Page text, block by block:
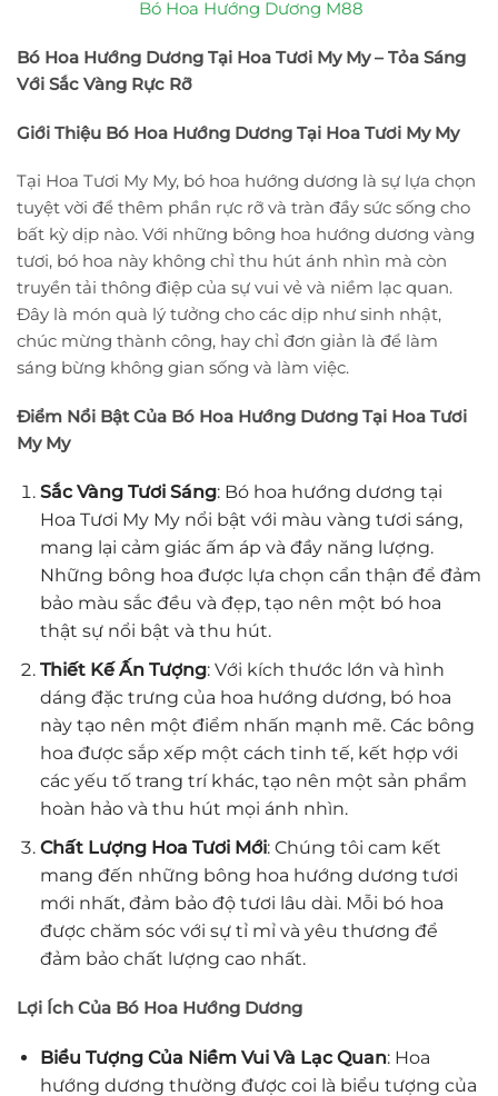
Bó Hoa Hướng Dương M88
Bó Hoa Hướng Dương Tại Hoa Tươi My My – Tỏa Sáng
Với Sắc Vàng Rực Rỡ
Giới Thiệu Bó Hoa Hướng Dương Tại Hoa Tươi My My
Tại Hoa Tươi My My, bó hoa hướng dương là sự lựa chọn
tuyệt vời để thêm phần rực rỡ và tràn đầy sức sống cho
bất kỳ dịp nào. Với những bông hoa hướng dương vàng
tươi, bó hoa này không chỉ thu hút ánh nhìn mà còn
truyền tải thông điệp của sự vui vẻ và niềm lạc quan.
Đây là món quà lý tưởng cho các dịp như sinh nhật,
chúc mừng thành công, hay chỉ đơn giản là để làm
sáng bừng không gian sống và làm việc.
Điểm Nổi Bật Của Bó Hoa Hướng Dương Tại Hoa Tươi
My My
Sắc Vàng Tươi Sáng: Bó hoa hướng dương tại
Hoa Tươi My My nổi bật với màu vàng tươi sáng,
mang lại cảm giác ấm áp và đầy năng lượng.
Những bông hoa được lựa chọn cẩn thận để đảm
bảo màu sắc đều và đẹp, tạo nên một bó hoa
thật sự nổi bật và thu hút.
Thiết Kế Ấn Tượng: Với kích thước lớn và hình
dáng đặc trưng của hoa hướng dương, bó hoa
này tạo nên một điểm nhấn mạnh mẽ. Các bông
hoa được sắp xếp một cách tinh tế, kết hợp với
các yếu tố trang trí khác, tạo nên một sản phẩm
hoàn hảo và thu hút mọi ánh nhìn.
Chất Lượng Hoa Tươi Mới: Chúng tôi cam kết
mang đến những bông hoa hướng dương tươi
mới nhất, đảm bảo độ tươi lâu dài. Mỗi bó hoa
được chăm sóc với sự tỉ mỉ và yêu thương để
đảm bảo chất lượng cao nhất.
Lợi Ích Của Bó Hoa Hướng Dương
Biểu Tượng Của Niềm Vui Và Lạc Quan: Hoa
hướng dương thường được coi là biểu tượng của